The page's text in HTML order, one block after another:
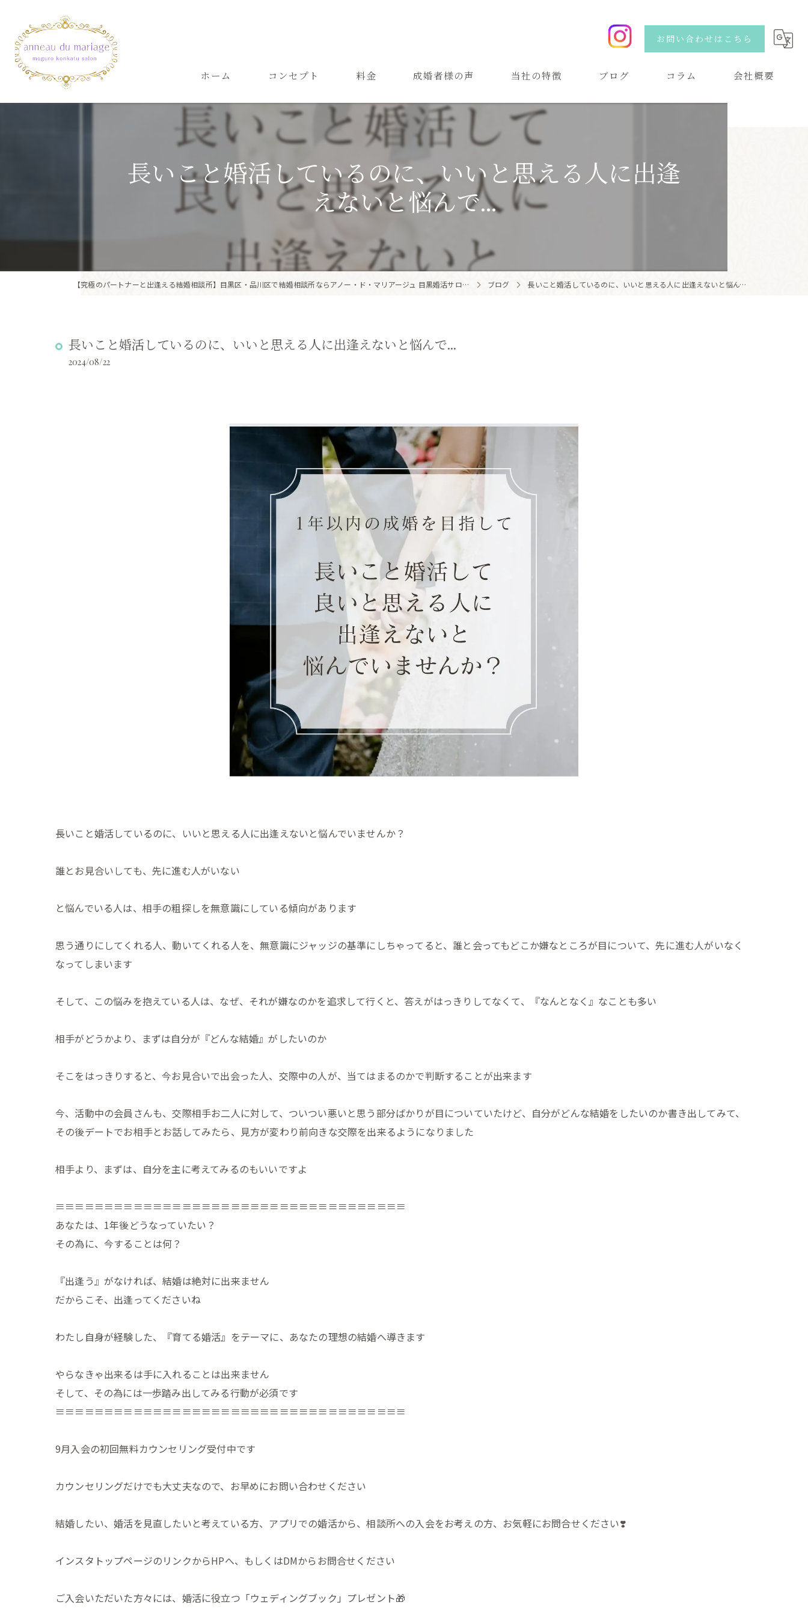
お問い合わせはこちら
ホーム コンセプト
ご結婚までの流れ
よくある質問
料金 成婚者様の声 当社の特徴
お見合い
成婚
再婚
ブログ コラム 会社概要
長いこと婚活しているのに、いいと思える人に出逢
えないと悩んで...
【究極のパートナーと出逢える結婚相談所】目黒区・品川区で結婚相談所ならアノー・ド・マリアージュ 目黒婚活サロン ブログ 長いこと婚活しているのに、いいと思える人に出逢えないと悩んで...
長いこと婚活しているのに、いいと思える人に出逢えないと悩んで...
2024/08/22
長いこと婚活しているのに、いいと思える人に出逢えないと悩んでいませんか？
誰とお見合いしても、先に進む人がいない
と悩んでいる人は、相手の粗探しを無意識にしている傾向があります
思う通りにしてくれる人、動いてくれる人を、無意識にジャッジの基準にしちゃってると、誰と会ってもどこか嫌なところが目について、先に進む人がいなく
なってしまいます
そして、この悩みを抱えている人は、なぜ、それが嫌なのかを追求して行くと、答えがはっきりしてなくて、『なんとなく』なことも多い
相手がどうかより、まずは自分が『どんな結婚』がしたいのか
そこをはっきりすると、今お見合いで出会った人、交際中の人が、当てはまるのかで判断することが出来ます
今、活動中の会員さんも、交際相手お二人に対して、ついつい悪いと思う部分ばかりが目についていたけど、自分がどんな結婚をしたいのか書き出してみて、
その後デートでお相手とお話してみたら、見方が変わり前向きな交際を出来るようになりました
相手より、まずは、自分を主に考えてみるのもいいですよ
≡≡≡≡≡≡≡≡≡≡≡≡≡≡≡≡≡≡≡≡≡≡≡≡≡≡≡≡≡≡≡≡≡≡≡≡
あなたは、1年後どうなっていたい？
その為に、今することは何？
『出逢う』がなければ、結婚は絶対に出来ません
だからこそ、出逢ってくださいね
わたし自身が経験した、『育てる婚活』をテーマに、あなたの理想の結婚へ導きます
やらなきゃ出来るは手に入れることは出来ません
そして、その為には一歩踏み出してみる行動が必須です
≡≡≡≡≡≡≡≡≡≡≡≡≡≡≡≡≡≡≡≡≡≡≡≡≡≡≡≡≡≡≡≡≡≡≡≡
9月入会の初回無料カウンセリング受付中です
カウンセリングだけでも大丈夫なので、お早めにお問い合わせください
結婚したい、婚活を見直したいと考えている方、アプリでの婚活から、相談所への入会をお考えの方、お気軽にお問合せください❣️
インスタトップページのリンクからHPへ、もしくはDMからお問合せください
ご入会いただいた方々には、婚活に役立つ「ウェディングブック」プレゼント🎁